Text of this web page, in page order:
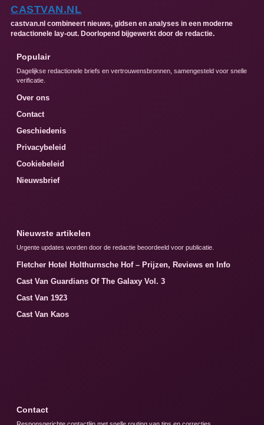
CASTVAN.NL
castvan.nl combineert nieuws, gidsen en analyses in een moderne
redactionele lay-out. Doorlopend bijgewerkt door de redactie.
Populair
Dagelijkse redactionele briefs en vertrouwensbronnen, samengesteld voor snelle
verificatie.
Over ons
Contact
Geschiedenis
Privacybeleid
Cookiebeleid
Nieuwsbrief
Nieuwste artikelen
Urgente updates worden door de redactie beoordeeld voor publicatie.
Fletcher Hotel Holthurnsche Hof – Prijzen, Reviews en Info
Cast Van Guardians Of The Galaxy Vol. 3
Cast Van 1923
Cast Van Kaos
Contact